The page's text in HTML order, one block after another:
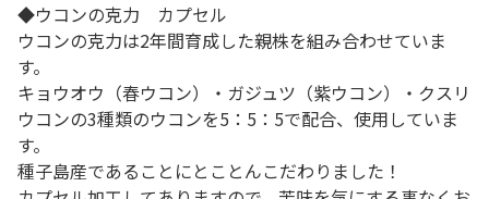
◆ウコンの克力 カプセル
ウコンの克力は2年間育成した親株を組み合わせていま
す。
キョウオウ（春ウコン）・ガジュツ（紫ウコン）・クスリ
ウコンの3種類のウコンを5：5：5で配合、使用していま
す。
種子島産であることにとことんこだわりました！